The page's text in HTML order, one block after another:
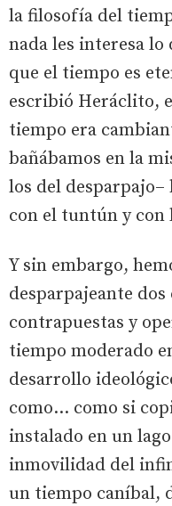
la filosofía del
nada les interesa
que el tiempo es
escribió Heráclito,
tiempo era
bañábamos en la
los del
con el tuntún y con
Y sin embargo,
desparpajeante
contrapuestas y
tiempo moderado
desarrollo
como… como si
instalado en un
inmovilidad del
un tiempo caníbal,